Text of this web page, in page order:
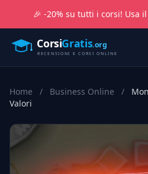
🎉 -20% su tutti i corsi! Usa
Home / Business Online /
Valori